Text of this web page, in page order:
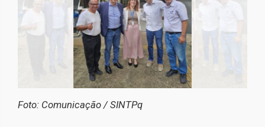
Foto: Comunicação / SINTPq